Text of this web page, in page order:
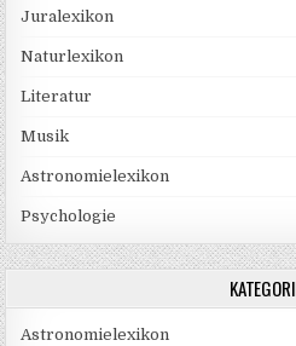
Juralexikon
Naturlexikon
Literatur
Musik
Astronomielexikon
Psychologie
Astronomielexikon